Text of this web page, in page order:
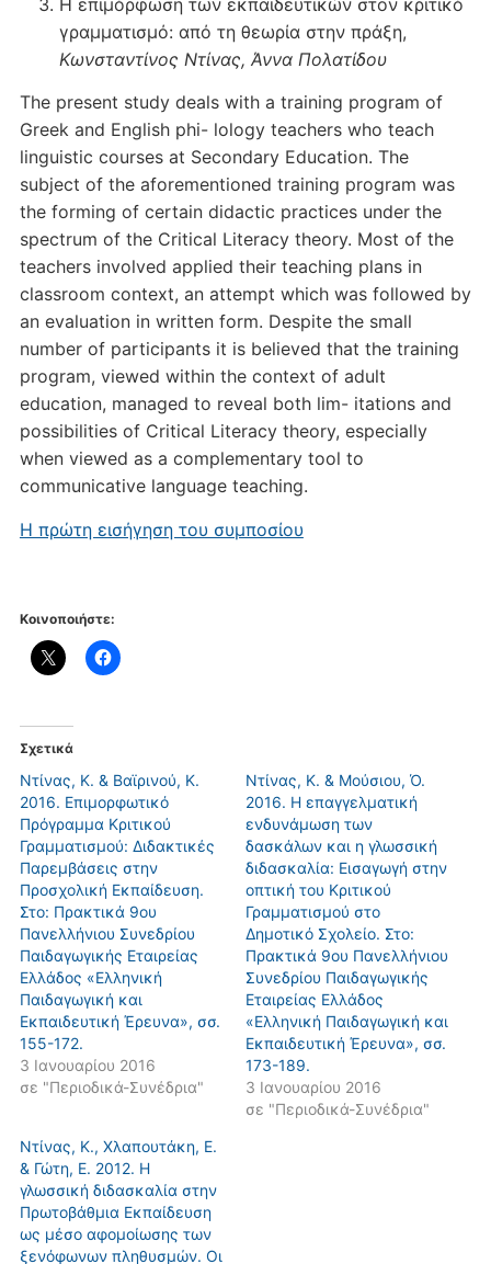
γραμματισμό: από τη θεωρία στην πράξη,
Κωνσταντίνος Ντίνας, Άννα Πολατίδου
The present study deals with a training program of
Greek and English phi- lology teachers who teach
linguistic courses at Secondary Education. The
subject of the aforementioned training program was
the forming of certain didactic practices under the
spectrum of the Critical Literacy theory. Most of the
teachers involved applied their teaching plans in
classroom context, an attempt which was followed by
an evaluation in written form. Despite the small
number of participants it is believed that the training
program, viewed within the context of adult
education, managed to reveal both lim- itations and
possibilities of Critical Literacy theory, especially
when viewed as a complementary tool to
communicative language teaching.
Η πρώτη εισήγηση του συμποσίου
Κοινοποιήστε:
Σχετικά
Ντίνας, K. & Βαϊρινού, Κ.
2016. Επιμορφωτικό
Πρόγραμμα Κριτικού
Γραμματισμού: Διδακτικές
Παρεμβάσεις στην
Προσχολική Εκπαίδευση.
Στο: Πρακτικά 9oυ
Πανελλήνιου Συνεδρίου
Παιδαγωγικής Εταιρείας
Ελλάδος «Ελληνική
Παιδαγωγική και
Εκπαιδευτική Έρευνα», σσ.
155-172.
3 Ιανουαρίου 2016
σε "Περιοδικά-Συνέδρια"
Ντίνας, K. & Μούσιου, Ό.
2016. Η επαγγελματική
ενδυνάμωση των
δασκάλων και η γλωσσική
διδασκαλία: Εισαγωγή στην
οπτική του Κριτικού
Γραμματισμού στο
Δημοτικό Σχολείο. Στο:
Πρακτικά 9oυ Πανελλήνιου
Συνεδρίου Παιδαγωγικής
Εταιρείας Ελλάδος
«Ελληνική Παιδαγωγική και
Εκπαιδευτική Έρευνα», σσ.
173-189.
3 Ιανουαρίου 2016
σε "Περιοδικά-Συνέδρια"
Ντίνας, Κ., Χλαπουτάκη, Ε.
& Γώτη, Ε. 2012. Η
γλωσσική διδασκαλία στην
Πρωτοβάθμια Εκπαίδευση
ως μέσο αφομοίωσης των
ξενόφωνων πληθυσμών. Οι